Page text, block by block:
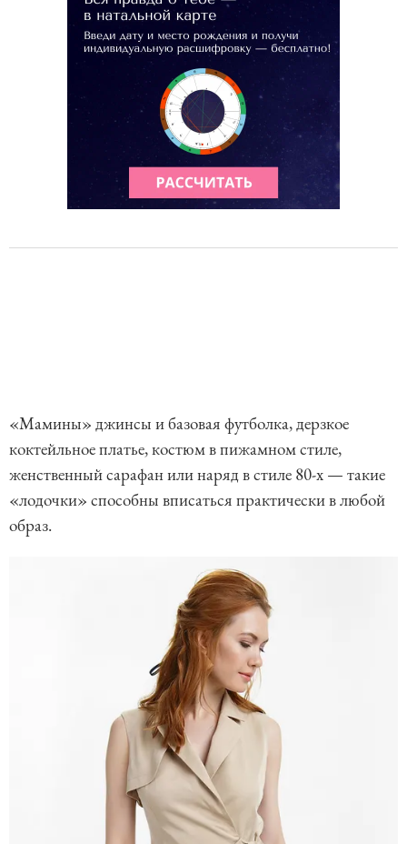
«Мамины» джинсы и базовая футболка, дерзкое
коктейльное платье, костюм в пижамном стиле,
женственный сарафан или наряд в стиле 80-х — такие
«лодочки» способны вписаться практически в любой
образ.